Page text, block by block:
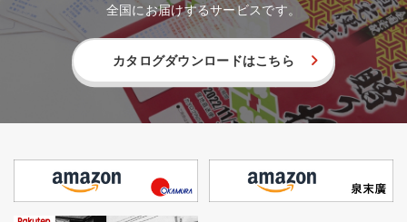
全国にお届けするサービスです。
カタログダウンロードはこちら